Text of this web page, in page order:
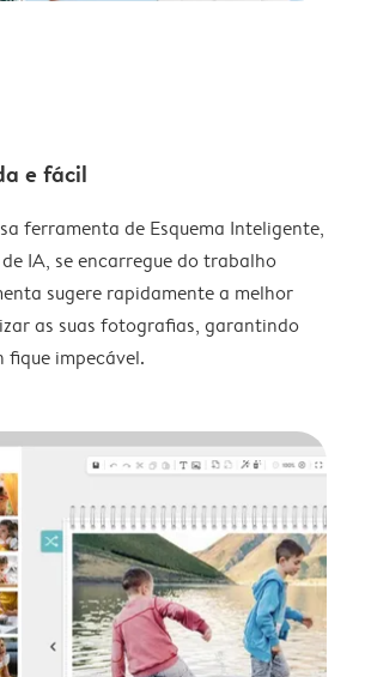
e fácil
ferramenta de Esquema Inteligente,
IA, se encarregue do trabalho
sugere rapidamente a melhor
as suas fotografias, garantindo
fique impecável.